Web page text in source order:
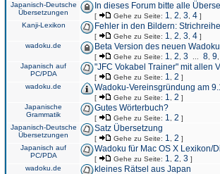
Japanisch-Deutsche
Übersetzungen
In dieses Forum bitte alle
[ Gehe zu Seite: 1 2 3 4 ]
Kanji-Lexikon
Fehler in den Bildern:
[ Gehe zu Seite: 1 2 3 4 ]
wadoku.de
Beta Version des neuen
[ Gehe zu Seite: 1 2 3 8 9
Japanisch auf
PC/PDA
"JFC Vokabel Trainer" mit allen
[ Gehe zu Seite: 1 2 ]
wadoku.de
Wadoku-Vereinsgründung am
[ Gehe zu Seite: 1 2 ]
Japanische
Grammatik
Gutes Wörterbuch?
[ Gehe zu Seite: 1 2 ]
Japanisch-Deutsche
Übersetzungen
Satz Übersetzung
[ Gehe zu Seite: 1 2 ]
Japanisch auf
PC/PDA
Wadoku für Mac OS X Lexikon/
[ Gehe zu Seite: 1 2 3 ]
wadoku.de
kleines Rätsel aus Japan